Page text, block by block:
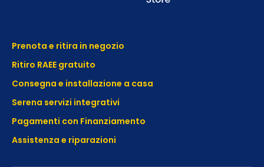
Prenota e ritira in negozio
Ritiro RAEE gratuito
Consegna e installazione a casa
Serena servizi integrativi
Pagamenti con Finanziamento
Assistenza e riparazioni